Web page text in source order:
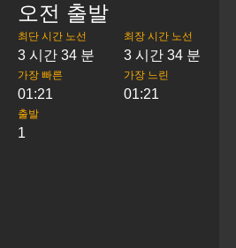
오전 출발
최단 시간 노선
3 시간 34 분
최장 시간 노선
3 시간 34 분
가장 빠른
01:21
가장 느린
01:21
출발
1